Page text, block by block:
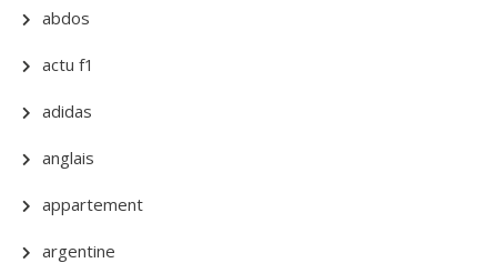
abdos
actu f1
adidas
anglais
appartement
argentine